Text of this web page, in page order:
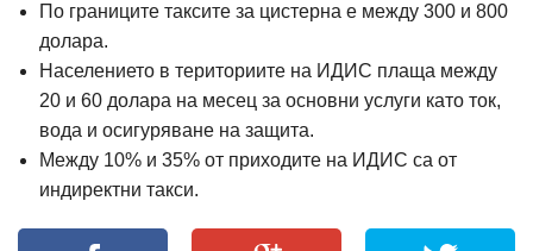
По границите таксите за цистерна е между 300 и 800
долара.
Населението в териториите на ИДИС плаща между
20 и 60 долара на месец за основни услуги като ток,
вода и осигуряване на защита.
Между 10% и 35% от приходите на ИДИС са от
индиректни такси.